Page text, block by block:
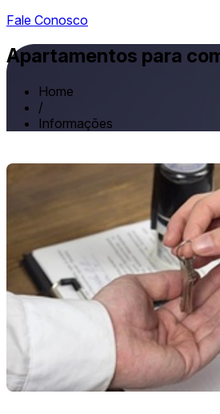
Fale Conosco
Apartamentos para
Home
/
Informações